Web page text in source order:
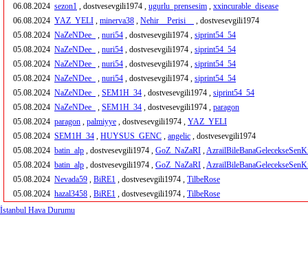
06.08.2024 sezon1 , dostvesevgili1974 , ugurlu_prensesim , xxincurable_disease
06.08.2024 YAZ_YELI , minerva38 , Nehir__Perisi__
, dostvesevgili1974
05.08.2024 NaZeNDee_ , nuri54 , dostvesevgili1974 , siprint54_54
05.08.2024 NaZeNDee_ , nuri54 , dostvesevgili1974 , siprint54_54
05.08.2024 NaZeNDee_ , nuri54 , dostvesevgili1974 , siprint54_54
05.08.2024 NaZeNDee_ , nuri54 , dostvesevgili1974 , siprint54_54
05.08.2024 NaZeNDee_ , SEM1H_34 , dostvesevgili1974 , siprint54_54
05.08.2024 NaZeNDee_ , SEM1H_34 , dostvesevgili1974 , paragon
05.08.2024 paragon , palmiyye , dostvesevgili1974 , YAZ_YELI
05.08.2024 SEM1H_34 , HUYSUS_GENC , angelic , dostvesevgili1974
05.08.2024 batin_alp , dostvesevgili1974 , GoZ_NaZaRI ,
05.08.2024 batin_alp , dostvesevgili1974 , GoZ_NaZaRI ,
05.08.2024 Nevada59 , BiRE1 , dostvesevgili1974 , TilbeRose
05.08.2024 hazal3458 , BiRE1 , dostvesevgili1974 , TilbeRose
İstanbul Hava Durumu